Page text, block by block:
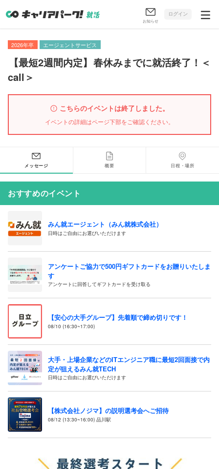
お知らせ
ログイン
2026年卒 エージェントサービス
【最短2週間内定】 春休みまでに就活終了！＜
call＞
こちらのイベントは終了しました。
イベントの詳細はページ下部をご確認ください。
メッセージ 概要 日程・場所
おすすめのイベント
みん就エージェント（みん就株式会社）
日時はご自由にお選びいただけます
アンケートご協力で500円ギフトカードをお贈りいたしま
す
アンケートに回答してギフトカードを受け取る
【安心の大手グループ】先着順で締め切りです！
08/10 (16:30~17:00)
大手・上場企業などのITエンジニア職に最短2回面接で内
定が狙えるみん就TECH
日時はご自由にお選びいただけます
【株式会社ノジマ】の説明選考会へご招待
08/12 (13:30~16:00) 品川駅